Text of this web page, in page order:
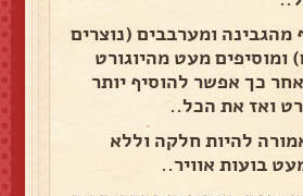
מהגבינה ומערבבים (נוצרים
ומוסיפים מעט מהיוגורט
כך אפשר להוסיף יותר
ואז את הכל..
להיות חלקה וללא
בועות אוויר..